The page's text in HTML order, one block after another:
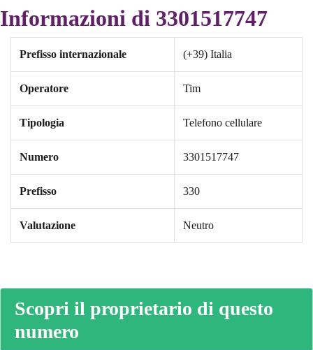
Informazioni di 3301517747
Prefisso internazionale (+39) Italia
Operatore Tim
Tipologia Telefono cellulare
Numero 3301517747
Prefisso 330
Valutazione Neutro
Scopri il proprietario di questo
numero